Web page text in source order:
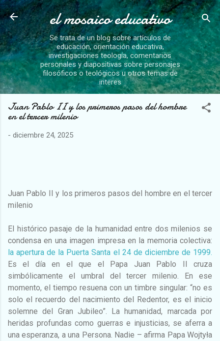
Ir al contenido principal
el mosaico educativo
Se trata de un blog sobre artículos de
educación, orientación educativa,
investigaciones teología, comentarios
personales y diapositivas sobre personajes
filosóficos o teológicos u otros temas de
interes
Juan Pablo II y los primeros pasos del hombre
en el tercer milenio
- diciembre 24, 2025
Juan Pablo II y los primeros pasos del hombre en el tercer
milenio
El histórico pasaje de la humanidad entre dos milenios se
condensa en una imagen impresa en la memoria colectiva:
la apertura de la Puerta Santa el 24 de diciembre de 1999.
Es el día en el que el Papa Juan Pablo II cruza
simbólicamente el umbral del tercer milenio. En ese
momento, el tiempo resuena con un timbre singular: “no es
solo el recuerdo del nacimiento del Redentor, es el inicio
solemne del Gran Jubileo”. La humanidad, marcada por
heridas profundas como guerras e injusticias, se aferra a
una esperanza, a una Persona. Nadie – afirma Papa Wojtyła